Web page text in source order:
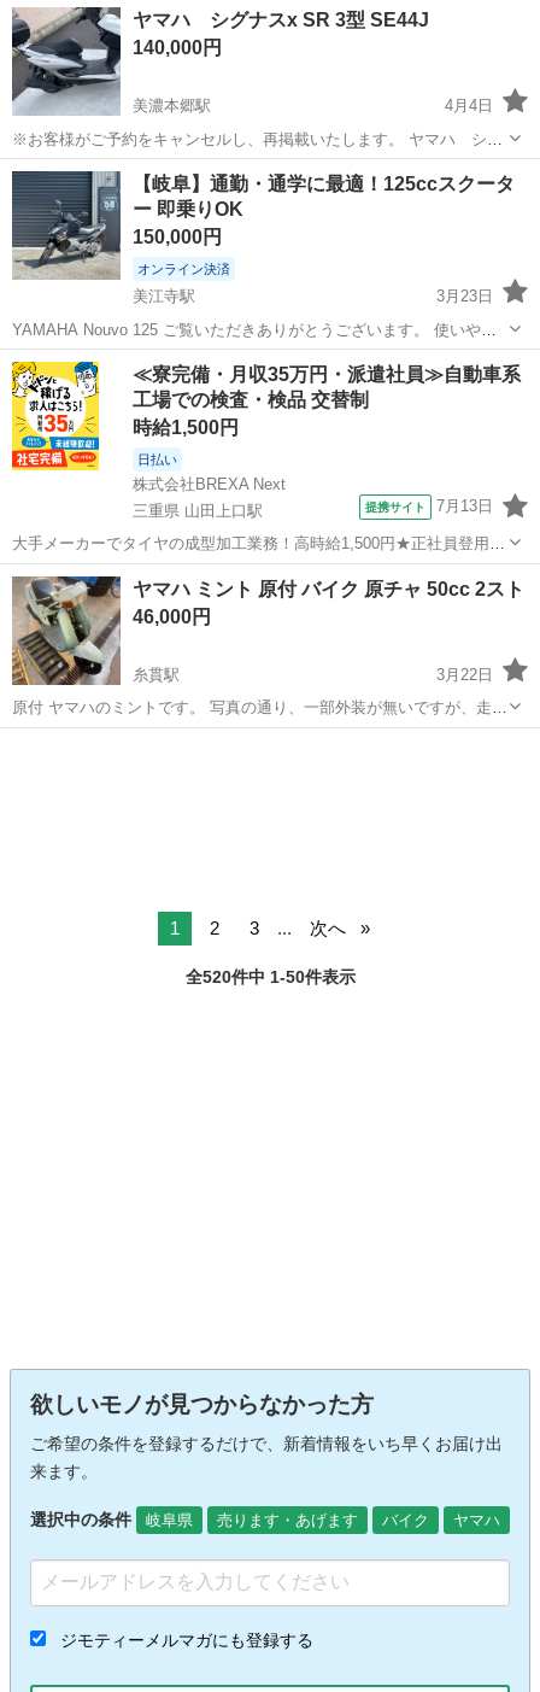
りok 走行ok エンジン異音なし。 バッテリー新品 カスタム内容 ロング
フォー...
岐阜 安八郡 ヤマハ ビラーゴ
ヤマハ シグナスx SR 3型 SE44J
140,000円
美濃本郷駅
4月4日
※お客様がご予約をキャンセルし、再掲載いたします。 ヤマハ シグ
ナスx SR 3型 SE44J 走行距離26,452（数キロ伸びる可能性あり） 過
去に動物が飛び出してきて避けようとした際の転倒歴あり。右側フロ
ントウィ...
岐阜 揖斐郡 美濃本郷駅 ヤマハ シグナス
【岐阜】通勤・通学に最適！125ccスクータ
ー 即乗りOK
150,000円
オンライン決済
美江寺駅
3月23日
YAMAHA Nouvo 125 ご覧いただきありがとうございます。 使いやす
い125ccスクーターの出品になります。 【車両情報】 ・セル一発始動
・エンジン良好 ・走る・曲がる・止まる問題ありません ・軽くて取り
回し...
岐阜 本巣市 美江寺駅 ヤマハ スクーター
≪寮完備・月収35万円・派遣社員≫自動車系
工場での検査・検品 交替制
時給1,500円
日払い
株式会社BREXA Next
三重県 山田上口駅
提携サイト 7月13日
大手メーカーでタイヤの成型加工業務！高時給1,500円★正社員登用制
度あり！ワンルーム寮完備！マイカー通勤OK！無料駐車場あり！《三
重県伊勢市》 人気の工場のお仕事 ◇タイヤの製造◇ トラック・バ
ス・RV車用を中心とした...
三重 伊勢市 山田上口駅 その他
ヤマハ ミント 原付 バイク 原チャ 50cc 2スト
46,000円
糸貫駅
3月22日
原付 ヤマハのミントです。 写真の通り、一部外装が無いですが、走る
曲がる止まる問題ないです。通学に使ってました。 2ストです。 燃費
1 2 3 ... 次へ
全520件中 1-50件表示
欲しいモノが見つからなかった方
ご希望の条件を登録するだけで、新着情報をいち早くお届け出
来ます。
選択中の条件 岐阜県 売ります・あげます バイク ヤマハ
ジモティーメルマガにも登録する